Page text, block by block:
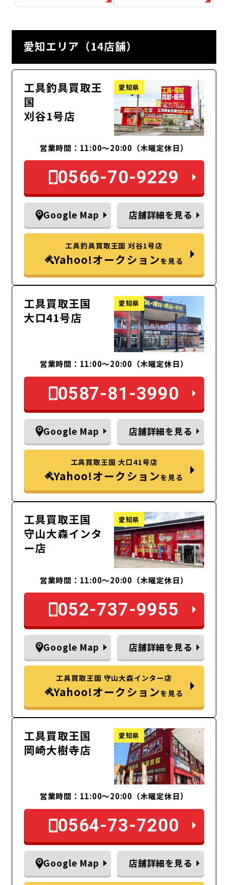
愛知エリア（14店舗）
工具釣具買取王
国
刈谷1号店
愛知県
営業時間：11:00～20:00（木曜定休日）
0566-70-9229
Google Map 店舗詳細を見る
工具釣具買取王国 刈谷1号店
Yahoo!オークションを見る
工具買取王国
大口41号店
愛知県
営業時間：11:00～20:00（木曜定休日）
0587-81-3990
Google Map 店舗詳細を見る
工具買取王国 大口41号店
Yahoo!オークションを見る
工具買取王国
守山大森インタ
ー店
愛知県
営業時間：11:00～20:00（木曜定休日）
052-737-9955
Google Map 店舗詳細を見る
工具買取王国 守山大森インター店
Yahoo!オークションを見る
工具買取王国
岡崎大樹寺店
愛知県
営業時間：11:00～20:00（木曜定休日）
0564-73-7200
Google Map 店舗詳細を見る